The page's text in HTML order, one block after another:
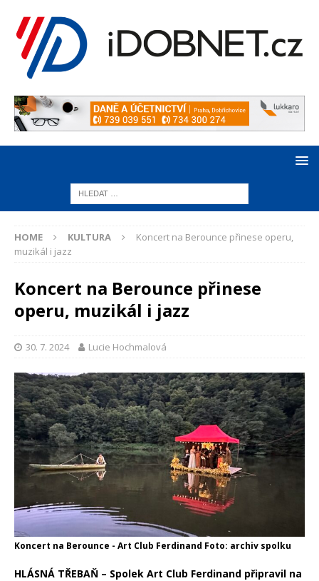
HOME KULTURA
Koncert na Berounce přinese operu,
muzikál i jazz
Koncert na Berounce přinese
operu, muzikál i jazz
30. 7. 2024 Lucie Hochmalová
Koncert na Berounce - Art Club Ferdinand Foto: archiv spolku
HLÁSNÁ TŘEBAŇ – Spolek Art Club Ferdinand připravil na